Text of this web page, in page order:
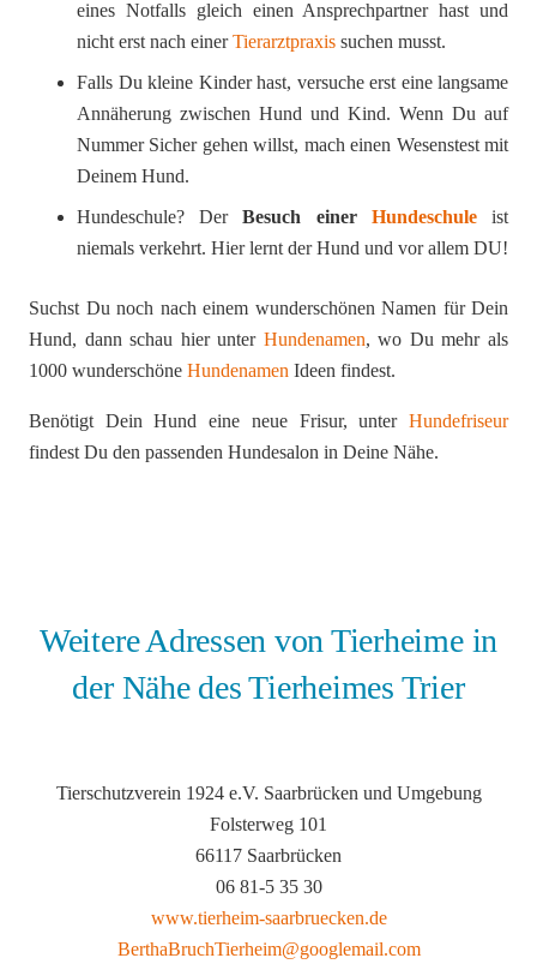
eines Notfalls gleich einen Ansprechpartner hast und
nicht erst nach einerTierarztpraxis suchen musst.
Falls Du kleine Kinder hast, versuche erst eine langsame
Annäherung zwischen Hund und Kind. Wenn Du auf
Nummer Sicher gehen willst, mach einen Wesenstest mit
Deinem Hund.
Hundeschule? DerBesuch einer Hundeschule
ist
niemals verkehrt. Hier lernt der Hund und vor allem DU!
Suchst Du noch nach einem wunderschönen Namen für Dein
Hund, dann schau hier unter Hundenamen, wo Du mehr als
1000 wunderschöne Hundenamen Ideen findest.
Benötigt Dein Hund eine neue Frisur, unter Hundefriseur
findest Du den passenden Hundesalon in Deine Nähe.
Weitere Adressen von Tierheime in
der Nähe des Tierheimes Trier
Tierschutzverein 1924 e.V. Saarbrücken und Umgebung
Folsterweg 101
66117 Saarbrücken
06 81-5 35 30
www.tierheim-saarbruecken.de
BerthaBruchTierheim@googlemail.com